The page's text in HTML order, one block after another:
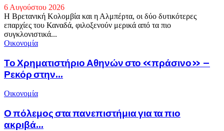
6 Αυγούστου 2026
Η Βρετανική Κολομβία και η Αλμπέρτα, οι δύο δυτικότερες
επαρχίες του Καναδά, φιλοξενούν μερικά από τα πιο
συγκλονιστικά...
Οικονομία
Το Χρηματιστήριο Αθηνών στο «πράσινο» –
Ρεκόρ στην...
Οικονομία
Ο πόλεμος στα πανεπιστήμια για τα πιο
ακριβά...